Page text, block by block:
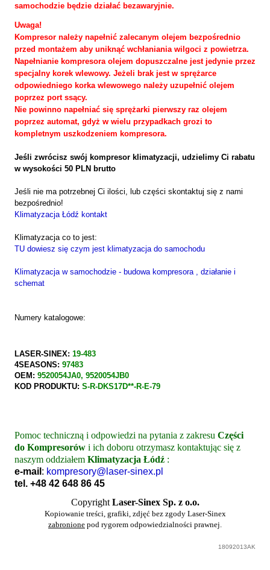
samochodzie będzie działać bezawaryjnie.
Uwaga!
Kompresor należy napełnić zalecanym olejem bezpośrednio
przed montażem aby uniknąć wchłaniania wilgoci z powietrza.
Napełnianie kompresora olejem dopuszczalne jest jedynie przez
specjalny korek wlewowy. Jeżeli brak jest w sprężarce
odpowiedniego korka wlewowego należy uzupełnić olejem
poprzez port ssący.
Nie powinno napełniać się sprężarki pierwszy raz olejem
poprzez automat, gdyż w wielu przypadkach grozi to
kompletnym uszkodzeniem kompresora.
Jeśli zwrócisz swój kompresor klimatyzacji, udzielimy Ci rabatu
w wysokości 50 PLN brutto
Jeśli nie ma potrzebnej Ci ilości, lub części skontaktuj się z nami
bezpośrednio!
Klimatyzacja Łódź kontakt
Klimatyzacja co to jest:
TU dowiesz się czym jest klimatyzacja do samochodu
Klimatyzacja w samochodzie - budowa kompresora , działanie i
schemat
Numery katalogowe:
LASER-SINEX: 19-483
4SEASONS: 97483
OEM: 9520054JA0, 9520054JB0
KOD PRODUKTU: S-R-DKS17D**-R-E-79
Pomoc techniczną i odpowiedzi na pytania z zakresu Części
do Kompresorów i ich doboru otrzymasz kontaktując się z
naszym oddziałem Klimatyzacja Łódź :
e-mail : kompresory@laser-sinex.pl
tel. +48 42 648 86 45
Copyright Laser-Sinex Sp. z o.o.
Kopiowanie treści, grafiki, zdjęć bez zgody Laser-Sinex
zabronione pod rygorem odpowiedzialności prawnej.
18092013AK